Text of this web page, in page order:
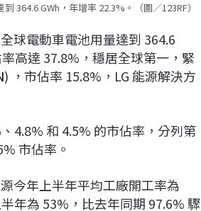
364.6 GWh，年增率 22.3%。（圖／123RF）
球電動車電池用量達到 364.6
高達 37.8%，穩居全球第一，緊
) ，市佔率 15.8%，LG 能源解決方
4.8% 和 4.5% 的市佔率，分列第
市佔率。
今年上半年平均工廠開工率為
年為 53%，比去年同期 97.6% 驟